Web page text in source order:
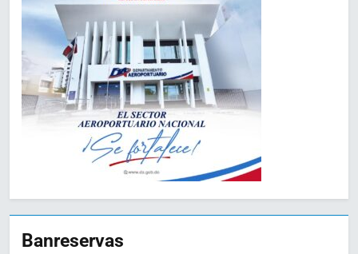
Banreservas